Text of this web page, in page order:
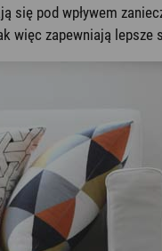
się pod wpływem
więc zapewniają